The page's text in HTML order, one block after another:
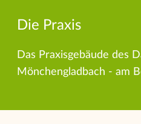
Die Praxis
Das Praxisgebäude des
Mönchengladbach - am